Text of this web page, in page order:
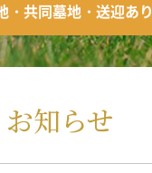
・共同墓地・送迎あり
お知らせ